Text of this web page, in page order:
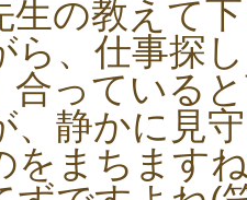
生の教えて
ら、仕事探
合っている
、静かに見
をまちます